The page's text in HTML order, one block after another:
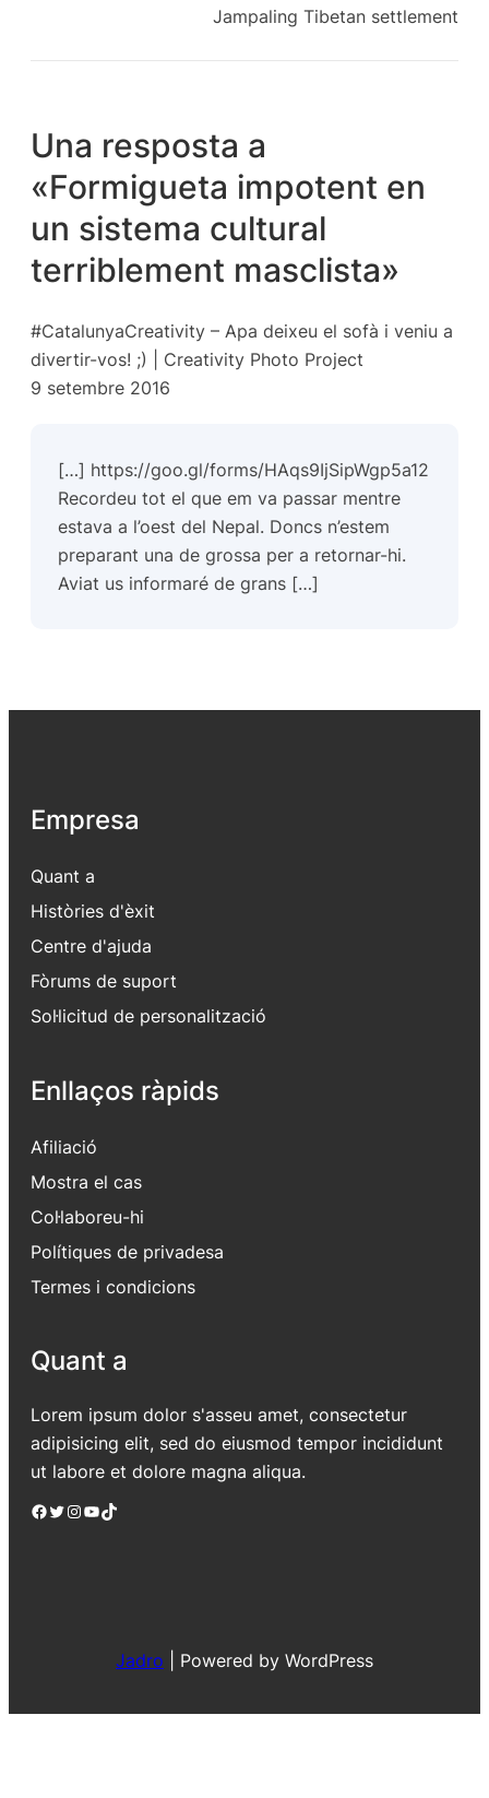
Jampaling ‪‎Tibetan‬ settlement
Una resposta a
«Formigueta impotent en
un sistema cultural
terriblement masclista»
#CatalunyaCreativity – Apa deixeu el sofà i veniu a
divertir-vos! ;) | Creativity Photo Project
9 setembre 2016
[…] https://goo.gl/forms/HAqs9IjSipWgp5a12
Recordeu tot el que em va passar mentre
estava a l’oest del Nepal. Doncs n’estem
preparant una de grossa per a retornar-hi.
Aviat us informaré de grans […]
Empresa
Quant a
Històries d'èxit
Centre d'ajuda
Fòrums de suport
Sol·licitud de personalització
Enllaços ràpids
Afiliació
Mostra el cas
Col·laboreu-hi
Polítiques de privadesa
Termes i condicions
Quant a
Lorem ipsum dolor s'asseu amet, consectetur
adipisicing elit, sed do eiusmod tempor incididunt
ut labore et dolore magna aliqua.
Facebook Twitter Instagram YouTube TikTok
Jadro Powered by WordPress